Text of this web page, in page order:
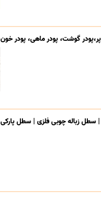
گوشت، پودر ماهی، پودر خون
سطل زباله چوبی فلزی | سطل پارکی